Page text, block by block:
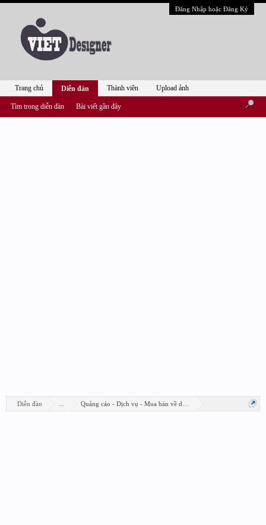
Đăng Nhập hoặc Đăng Ký
Diễn đàn Quảng cáo - Dịch vụ - Mua bán về design
Trang chủ Diễn đàn
Tìm trong diễn đàn Bài viết gần đây
Thành viên Upload ảnh